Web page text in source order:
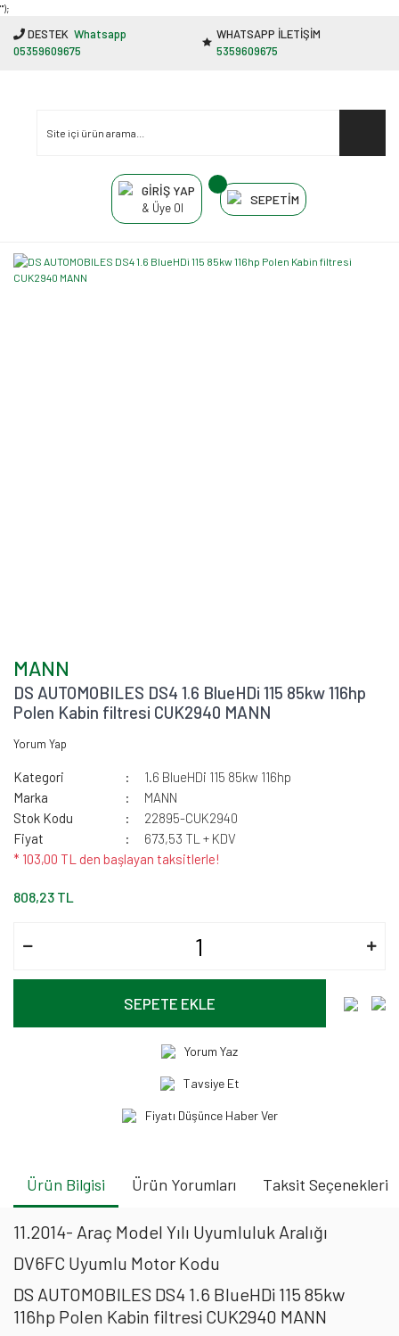
"');
DESTEK Whatsapp
05359609675
WHATSAPP İLETİŞİM
5359609675
GİRİŞ YAP
& Üye Ol
SEPETİM
MANN
DS AUTOMOBILES DS4 1.6 BlueHDi 115 85kw 116hp
Polen Kabin filtresi CUK2940 MANN
Yorum Yap
Kategori
1.6 BlueHDi 115 85kw 116hp
Marka
MANN
Stok Kodu
22895-CUK2940
Fiyat
673,53 TL + KDV
* 103,00 TL den başlayan taksitlerle!
808,23 TL
SEPETE EKLE
Yorum Yaz
Tavsiye Et
Fiyatı Düşünce Haber Ver
Ürün Bilgisi Ürün Yorumları Taksit Seçenekleri
11.2014- Araç Model Yılı Uyumluluk Aralığı
DV6FC Uyumlu Motor Kodu
DS AUTOMOBILES DS4 1.6 BlueHDi 115 85kw
116hp Polen Kabin filtresi CUK2940 MANN